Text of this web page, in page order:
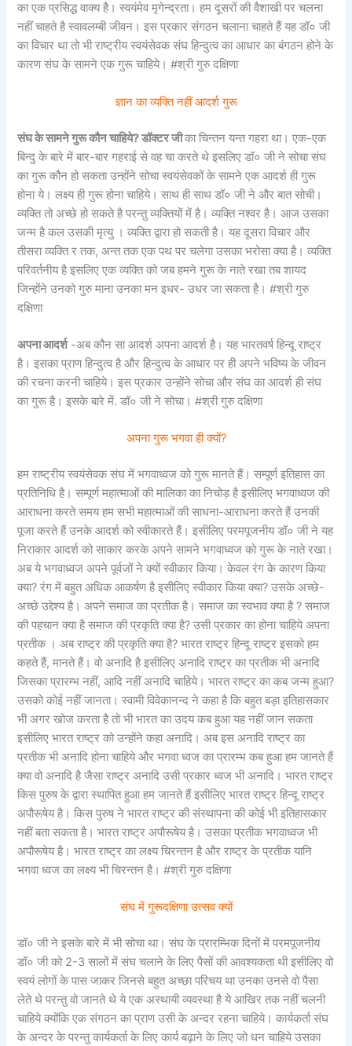
का एक प्रसिद्ध वाक्य है। स्वयंमेव मृगेन्द्रता। हम दूसरों की वैशाखी पर चलना
नहीं चाहते है स्वावलम्बी जीवन। इस प्रकार संगठन चलाना चाहते हैं यह डॉ० जी
का विचार था तो भी राष्ट्रीय स्वयंसेवक संघ हिन्दुत्व का आधार का बंगठन होने के
कारण संघ के सामने एक गुरू चाहिये। #श्री गुरु दक्षिणा
ज्ञान का व्यक्ति नहीं आदर्श गुरू
संघ के सामने गुरू कौन चाहिये? डॉक्टर जीका चिन्तन यन्त गहरा था। एक-एक
बिन्दु के बारे में बार-बार गहराई से वह चा करते थे इसलिए डॉ० जी ने सोचा संघ
का गुरू कौन हो सकता उन्होंने सोचा स्वयंसेवकों के सामने एक आदर्श ही गुरू
होना ये। लक्ष्य ही गुरू होना चाहिये। साथ ही साथ डॉ० जी ने और बात सोची।
व्यक्ति तो अच्छे हो सकते है परन्तु व्यक्तियों में है। व्यक्ति नश्वर है। आज उसका
जन्म है कल उसकी मृत्यु । व्यक्ति द्वारा हो सकती है। यह दूसरा विचार और
तीसरा व्यक्ति र तक, अन्त तक एक पथ पर चलेगा उसका भरोसा क्या है। व्यक्ति
परिवर्तनीय है इसलिए एक व्यक्ति को जब हमने गुरू के नाते रखा तब शायद
जिन्होंने उनको गुरु माना उनका मन इधर- उधर जा सकता है। #श्री गुरु
दक्षिणा
अपना आदर्श-अब कौन सा आदर्श अपना आदर्श है। यह भारतवर्ष हिन्दू राष्ट्र
है। इसका प्राण हिन्दुत्व है और हिन्दुत्व के आधार पर ही अपने भविष्य के जीवन
की रचना करनी चाहिये। इस प्रकार उन्होंने सोचा और संघ का आदर्श ही संघ
का गुरू है। इसके बारे में. डॉ० जी ने सोचा। #श्री गुरु दक्षिणा
अपना गुरू भगवा ही क्यों?
हम राष्ट्रीय स्वयंसेवक संघ में भगवाध्वज को गुरू मानते हैं। सम्पूर्ण इतिहास का
प्रतिनिधि है। सम्पूर्ण महात्माओं की मालिका का निचोड़ है इसीलिए भगवाध्वज की
आराधना करते समय हम सभी महात्माओं की साधना-आराधना करते हैं उनकी
पूजा करते हैं उनके आदर्श को स्वीकारते हैं। इसीलिए परमपूजनीय डॉ० जी ने यह
निराकार आदर्श को साकार करके अपने सामने भगवाध्वज को गुरू के नाते रखा।
अब ये भगवाध्वज अपने पूर्वजों ने क्यों स्वीकार किया। केवल रंग के कारण किया
क्या? रंग में बहुत अधिक आकर्षण है इसीलिए स्वीकार किया क्या? उसके अच्छे-
अच्छे उद्देश्य है। अपने समाज का प्रतीक है। समाज का स्वभाव क्या है ? समाज
की पहचान क्या है समाज की प्रकृति क्या है? उसी प्रकार का होना चाहिये अपना
प्रतीक । अब राष्ट्र की प्रकृति क्या है? भारत राष्ट्र हिन्दू राष्ट्र इसको हम
कहते हैं, मानते हैं। वो अनादि है इसीलिए अनादि राष्ट्र का प्रतीक भी अनादि
जिसका प्रारम्भ नहीं, आदि नहीं अनादि चाहिये। भारत राष्ट्र का कब जन्म हुआ?
उसको कोई नहीं जानता। स्वामी विवेकानन्द ने कहा है कि बहुत बड़ा इतिहासकार
भी अगर खोज करता है तो भी भारत का उदय कब हुआ यह नहीं जान सकता
इसीलिए भारत राष्ट्र को उन्होंने कहा अनादि। अब इस अनादि राष्ट्र का
प्रतीक भी अनादि होना चाहिये और भगवा ध्वज का प्रारम्भ कब हुआ हम जानते हैं
क्या वो अनादि है जैसा राष्ट्र अनादि उसी प्रकार ध्वज भी अनादि। भारत राष्ट्र
किस पुरुष के द्वारा स्थापित हुआ हम जानते हैं इसीलिए भारत राष्ट्र हिन्दू राष्ट्र
अपौरूषेय है। किस पुरुष ने भारत राष्ट्र की संस्थापना की कोई भी इतिहासकार
नहीं बता सकता है। भारत राष्ट्र अपौरूषेय है। उसका प्रतीक भगवाध्वज भी
अपौरूषेय है। भारत राष्ट्र का लक्ष्य चिरन्तन है और राष्ट्र के प्रतीक यानि
भगवा ध्वज का लक्ष्य भी चिरन्तन है। #श्री गुरु दक्षिणा
संघ में गुरूदक्षिणा उत्सव क्यों
डॉ० जी ने इसके बारे में भी सोचा था। संघ के प्रारम्भिक दिनों में परमपूजनीय
डॉ० जी को 2-3 सालों में संघ चलाने के लिए पैसों की आवश्यकता थी इसीलिए वो
स्वयं लोगों के पास जाकर जिनसे बहुत अच्छा परिचय था उनका उनसे वो पैसा
लेते थे परन्तु वो जानते थे ये एक अस्थायी व्यवस्था है ये आखिर तक नहीं चलनी
चाहिये क्योंकि एक संगठन का प्राण उसी के अन्दर रहना चाहिये। कार्यकर्ता संघ
के अन्दर के परन्तु कार्यकर्ता के लिए कार्य बढ़ाने के लिए जो धन चाहिये उसका